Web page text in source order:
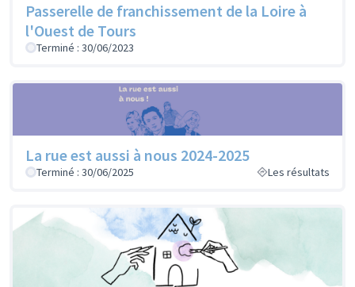
Passerelle de franchissement de la Loire à
l'Ouest de Tours
Terminé : 30/06/2023
La rue est aussi à nous 2024-2025
Terminé : 30/06/2025 Les résultats